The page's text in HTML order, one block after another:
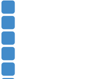
YouTube
(Откроется
в
новой
вкладке)
В
Контакте
(Откроется
в
Facebook
(Откроется
в
Одноклассники
(Откроется
Twitter